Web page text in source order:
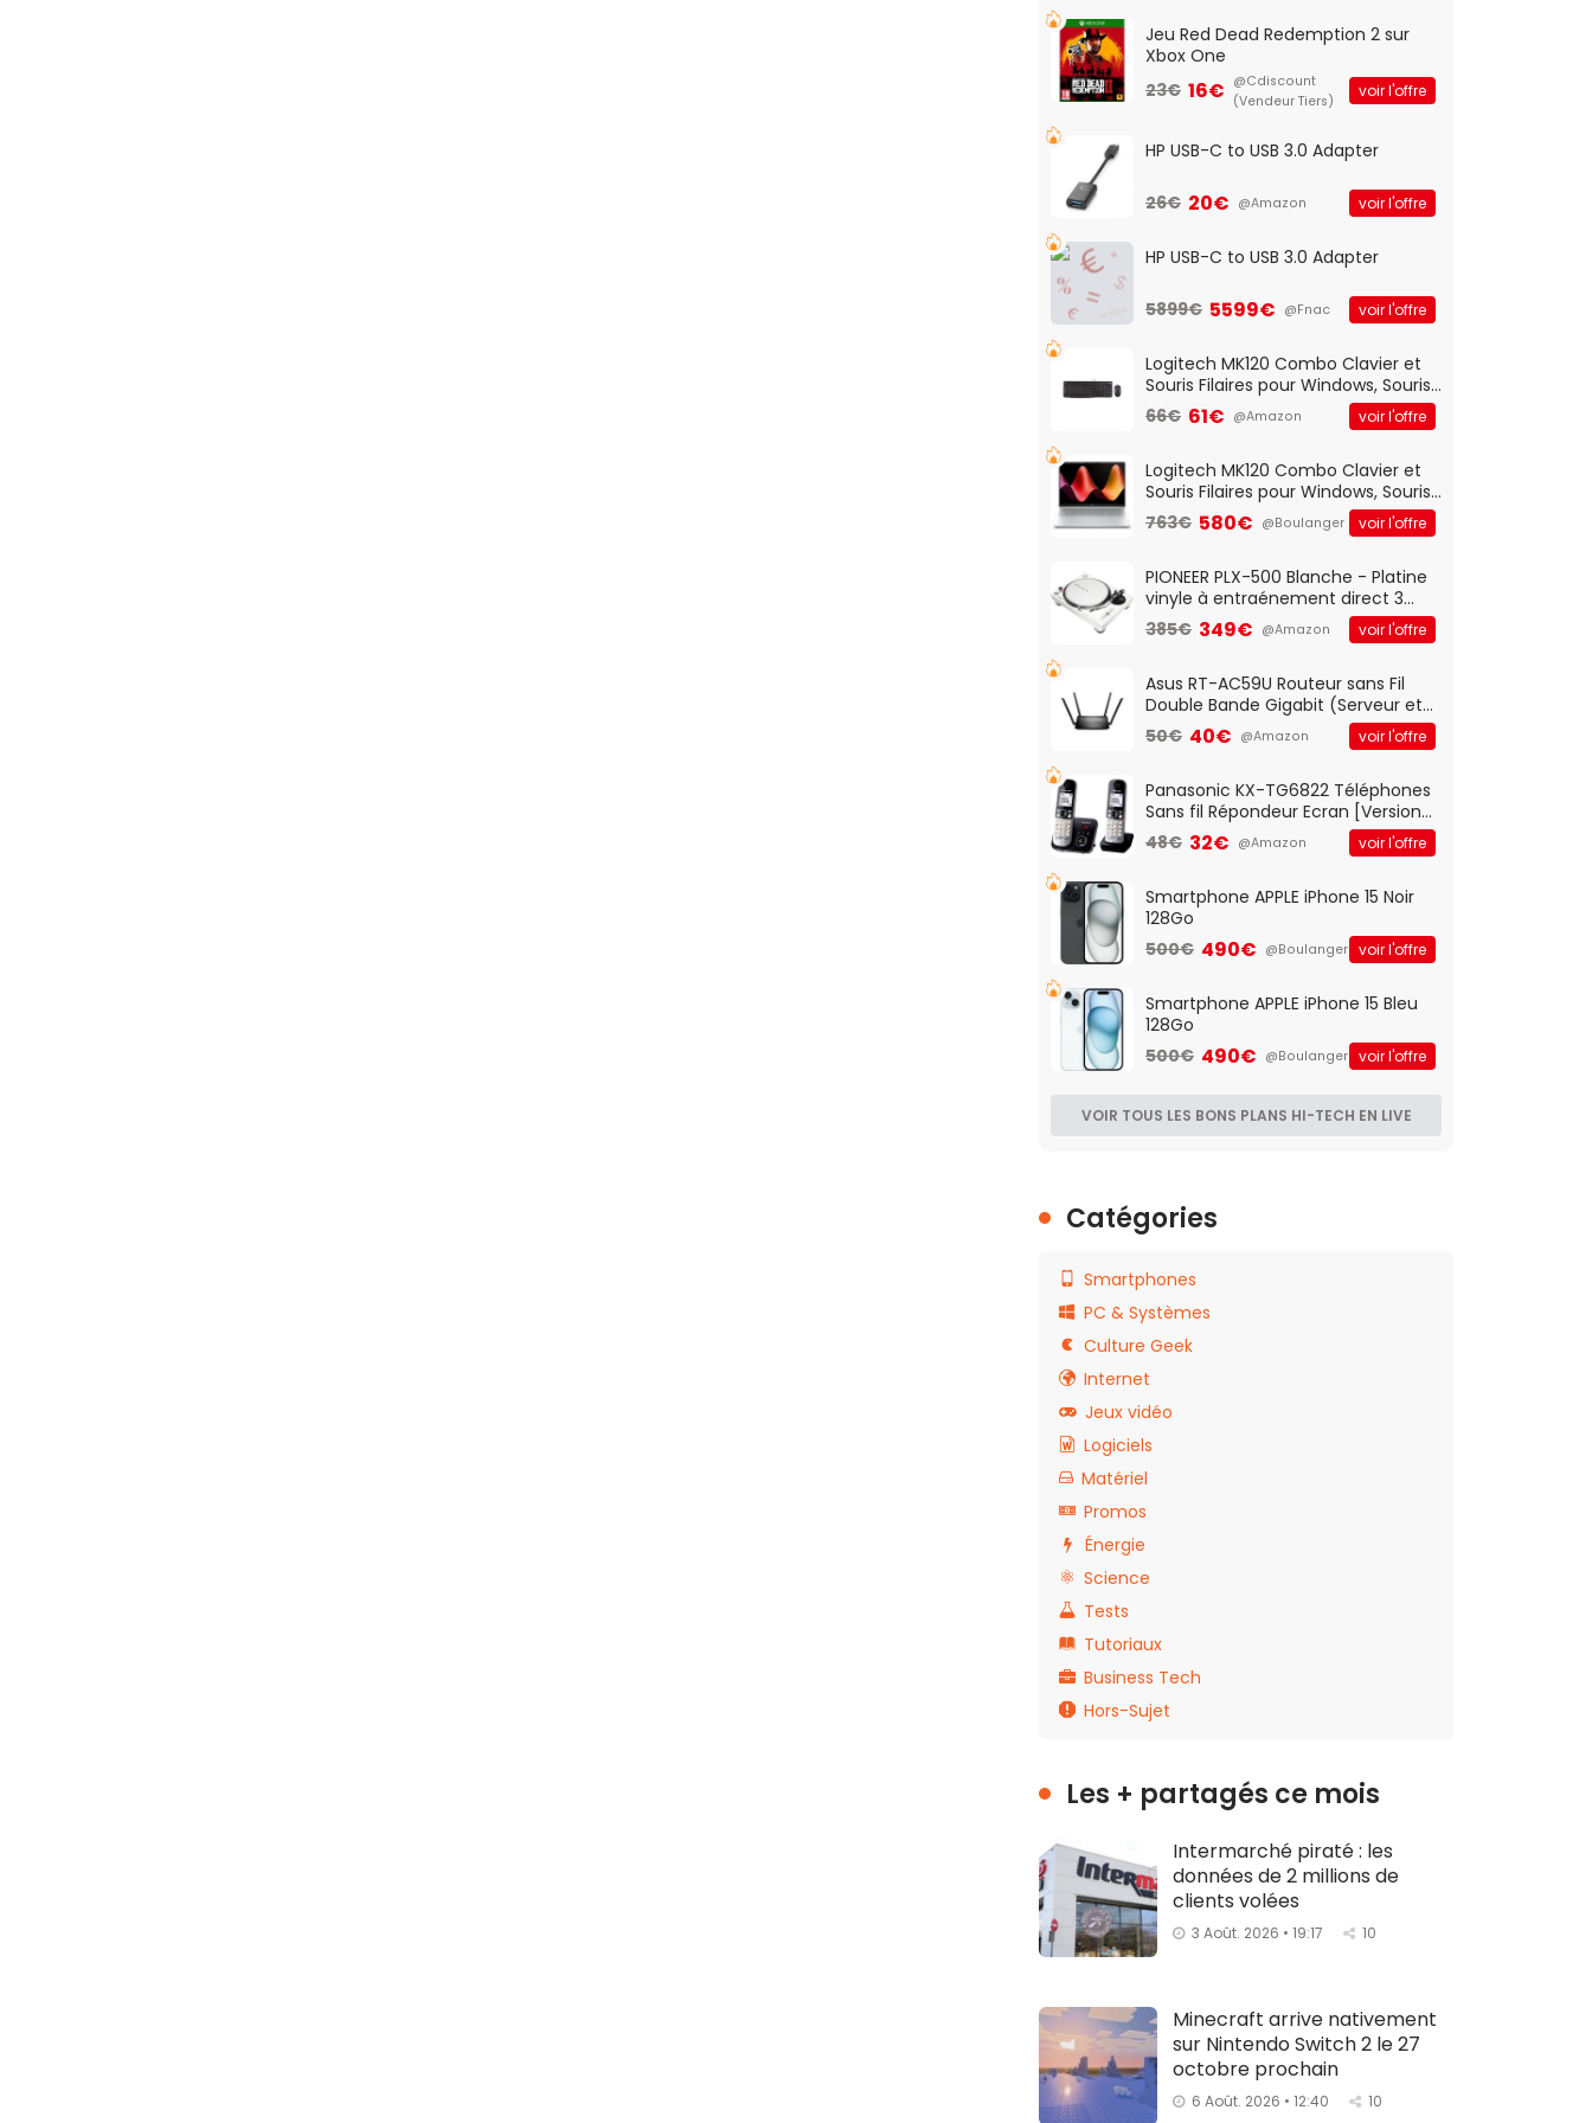
Jeu Red Dead Redemption 2 sur
Xbox One
23€ 16€ @Cdiscount
(Vendeur Tiers)
voir l'offre
HP USB-C to USB 3.0 Adapter
26€ 20€ @Amazon voir l'offre
HP USB-C to USB 3.0 Adapter
5899€ 5599€ @Fnac voir l'offre
Logitech MK120 Combo Clavier et
Souris Filaires pour Windows, Souris
Optique Filaire, Connexion USB Plug
And Play, Confortable, Taille
QWERTY UK - Noir
66€ 61€ @Amazon voir l'offre
Logitech MK120 Combo Clavier et
Souris Filaires pour Windows, Souris
Optique Filaire, Connexion USB Plug
And Play, Confortable, Taille
QWERTY UK - Noir
763€ 580€ @Boulanger voir l'offre
PIONEER PLX-500 Blanche - Platine
vinyle à entraénement direct 3
vitesses (33-45-78 trs/min) avec
pre-ampli intégré et port USB
385€ 349€ @Amazon voir l'offre
Asus RT-AC59U Routeur sans Fil
Double Bande Gigabit (Serveur et
Client VPN, Triple Vlan, Mode Point
d'accès et Bridge, contrôle
50€ 40€ @Amazon voir l'offre
Panasonic KX-TG6822 Téléphones
Sans fil Répondeur Ecran [Version
Française]
48€ 32€ @Amazon voir l'offre
Smartphone APPLE iPhone 15 Noir
128Go
500€ 490€ @Boulanger voir l'offre
Smartphone APPLE iPhone 15 Bleu
128Go
500€ 490€ @Boulanger voir l'offre
VOIR TOUS LES BONS PLANS HI-TECH EN LIVE
Catégories
Smartphones
PC & Systèmes
Culture Geek
Internet
Jeux vidéo
Logiciels
Matériel
Promos
Énergie
Science
Tests
Tutoriaux
Business Tech
Hors-Sujet
Les + partagés ce mois
Intermarché piraté : les
données de 2 millions de
clients volées
3 Août. 2026 • 19:17 10
Minecraft arrive nativement
sur Nintendo Switch 2 le 27
octobre prochain
6 Août. 2026 • 12:40 10